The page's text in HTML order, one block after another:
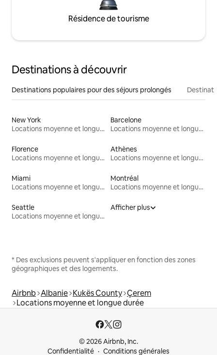
Résidence de tourisme
Destinations à découvrir
Destinations populaires pour des séjours prolongés
New York
Locations moyenne et longue durée
Barcelone
Locations moyenne et longue durée
Florence
Locations moyenne et longue durée
Athènes
Locations moyenne et longue durée
Miami
Locations moyenne et longue durée
Montréal
Locations moyenne et longue durée
Seattle
Locations moyenne et longue durée
Afficher plus
* Des exclusions peuvent s'appliquer en fonction des zones
géographiques et des logements.
Airbnb Albanie Kukës County Çerem
Locations moyenne et longue durée
© 2026 Airbnb, Inc.
Confidentialité
Conditions générales